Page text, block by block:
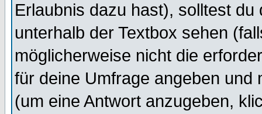
Erlaubnis dazu hast), solltest
unterhalb der Textbox sehen
möglicherweise nicht die
für deine Umfrage angeben und
(um eine Antwort anzugeben,